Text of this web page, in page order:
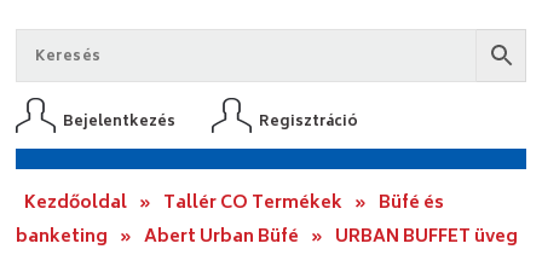
Bejelentkezés Regisztráció
Kezdőoldal » Tallér CO Termékek » Büfé és
banketing » Abert Urban Büfé » URBAN BUFFET üveg